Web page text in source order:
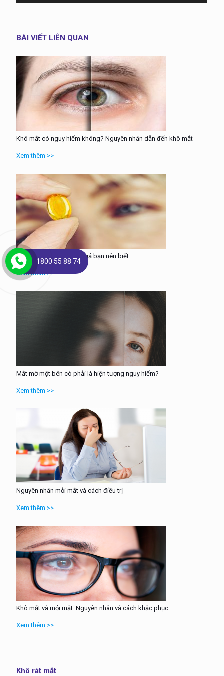
BÀI VIẾT LIÊN QUAN
Khô mắt có nguy hiểm không? Nguyên nhân dẫn đến khô mắt
Xem thêm >>
Thuốc trị khô mắt hiệu quả bạn nên biết
Xem thêm >>
Mắt mờ một bên có phải là hiện tượng nguy hiểm?
Xem thêm >>
Nguyên nhân mỏi mắt và cách điều trị
Xem thêm >>
Khô mắt và mỏi mắt: Nguyên nhân và cách khắc phục
Xem thêm >>
Khô rát mắt
1800 55 88 74